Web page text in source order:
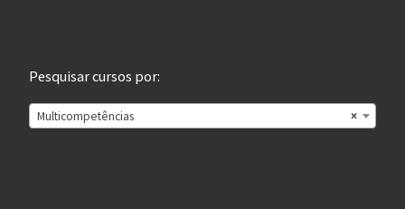
Pesquisar cursos por:
×
Multicompetências